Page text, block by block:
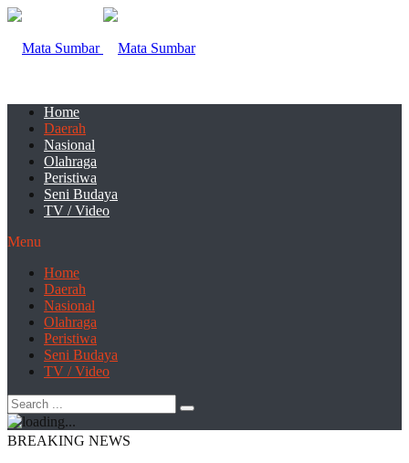
Home
Daerah
Nasional
Olahraga
Peristiwa
Seni Budaya
TV / Video
Menu
Home
Daerah
Nasional
Olahraga
Peristiwa
Seni Budaya
TV / Video
BREAKING NEWS